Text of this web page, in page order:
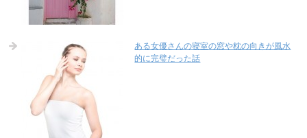
ある女優さんの寝室の窓や枕の向きが風水
的に完璧だった話